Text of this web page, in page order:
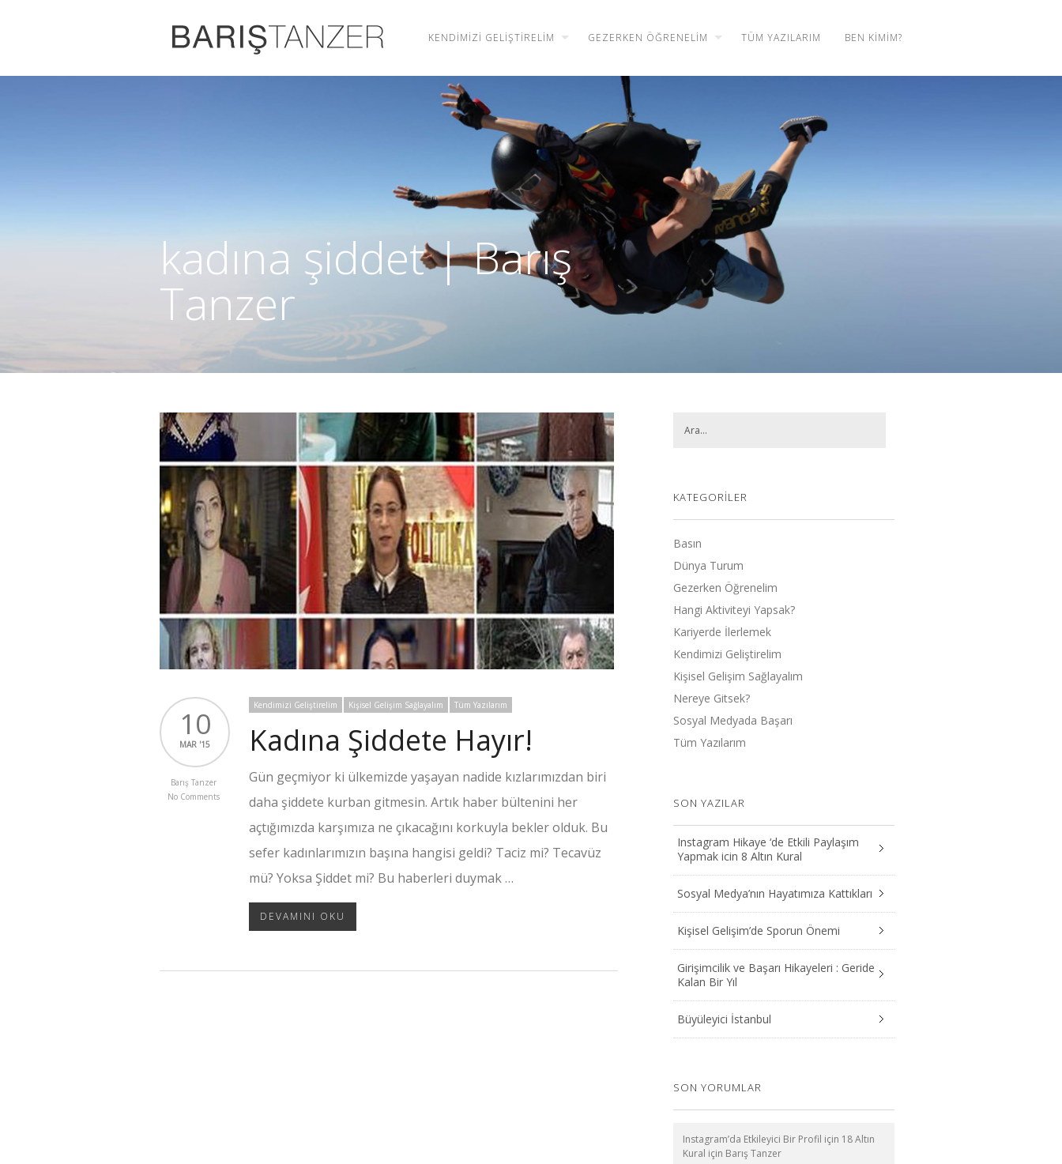
KENDIMIZI GELIŞTIRELIM GEZERKEN ÖĞRENELIM TÜM YAZILARIM BEN KIMIM?
kadına şiddet | Barış
Tanzer
10
MAR '15
Barış Tanzer
No Comments
Kendimizi Geliştirelim Kişisel Gelişim Sağlayalım Tüm Yazılarım
Kadına Şiddete Hayır!
Gün geçmiyor ki ülkemizde yaşayan nadide kızlarımızdan biri
daha şiddete kurban gitmesin. Artık haber bültenini her
açtığımızda karşımıza ne çıkacağını korkuyla bekler olduk. Bu
sefer kadınlarımızın başına hangisi geldi? Taciz mi? Tecavüz
mü? Yoksa Şiddet mi? Bu haberleri duymak …
DEVAMINI OKU
KATEGORILER
Basın
Dünya Turum
Gezerken Öğrenelim
Hangi Aktiviteyi Yapsak?
Kariyerde İlerlemek
Kendimizi Geliştirelim
Kişisel Gelişim Sağlayalım
Nereye Gitsek?
Sosyal Medyada Başarı
Tüm Yazılarım
SON YAZILAR
Instagram Hikaye ‘de Etkili Paylaşım
Yapmak icin 8 Altın Kural
Sosyal Medya’nın Hayatımıza Kattıkları
Kişisel Gelişim’de Sporun Önemi
Girişimcilik ve Başarı Hikayeleri : Geride
Kalan Bir Yıl
Büyüleyici İstanbul
SON YORUMLAR
Instagram’da Etkileyici Bir Profil için 18 Altın
Kural için Barış Tanzer